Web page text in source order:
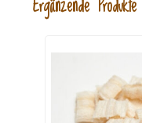
Ergänzende Produkte